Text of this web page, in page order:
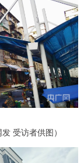
受访者供图）